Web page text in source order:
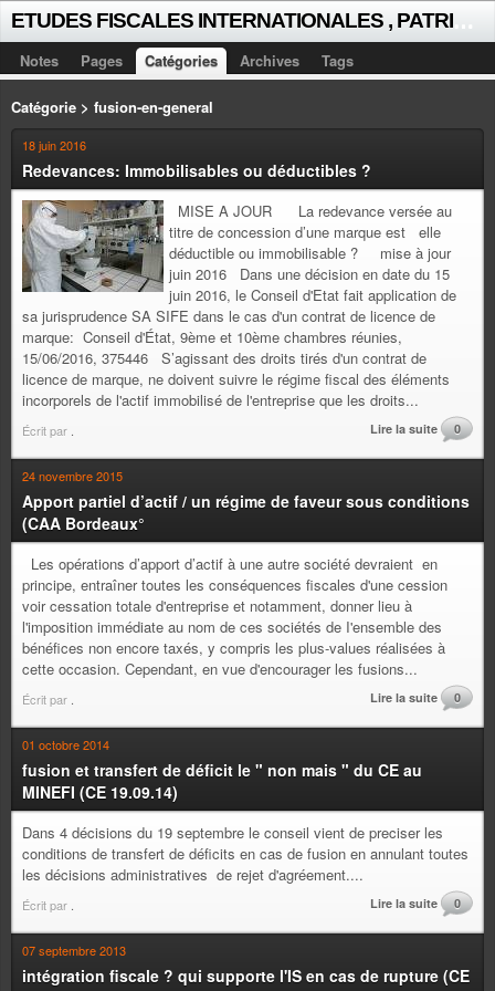
Notes Pages Catégories Archives Tags
Catégorie > fusion-en-general
18 juin 2016
Redevances: Immobilisables ou déductibles ?
MISE A JOUR La redevance versée au
titre de concession d’une marque est elle
déductible ou immobilisable ? mise à jour
juin 2016 Dans une décision en date du 15
juin 2016, le Conseil d'Etat fait application de
sa jurisprudence SA SIFE dans le cas d'un contrat de licence de
marque: Conseil d'État, 9ème et 10ème chambres réunies,
15/06/2016, 375446 S’agissant des droits tirés d'un contrat de
licence de marque, ne doivent suivre le régime fiscal des éléments
incorporels de l'actif immobilisé de l'entreprise que les droits...
Écrit par Lire la suite 0
24 novembre 2015
Apport partiel d’actif / un régime de faveur sous conditions
(CAA Bordeaux°
Les opérations d’apport d’actif à une autre société devraient en
principe, entraîner toutes les conséquences fiscales d'une cession
voir cessation totale d'entreprise et notamment, donner lieu à
l'imposition immédiate au nom de ces sociétés de I'ensemble des
bénéfices non encore taxés, y compris les plus-values réalisées à
cette occasion. Cependant, en vue d'encourager les fusions...
Écrit par Lire la suite 0
01 octobre 2014
fusion et transfert de déficit le " non mais " du CE au
MINEFI (CE 19.09.14)
Dans 4 décisions du 19 septembre le conseil vient de preciser les
conditions de transfert de déficits en cas de fusion en annulant toutes
les décisions administratives de rejet d'agréement....
Écrit par Lire la suite 0
07 septembre 2013
intégration fiscale ? qui supporte l'IS en cas de rupture (CE